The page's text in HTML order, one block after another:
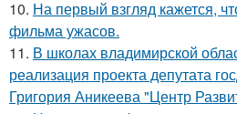
10. На первый взгляд кажется,
фильма ужасов.
11. В школах владимирской
реализация проекта депутата
Григория Аникеева "Центр